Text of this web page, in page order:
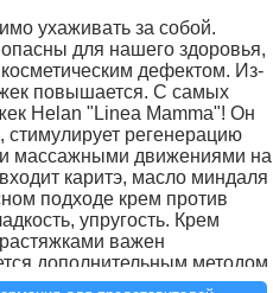
ухаживать за собой.
для нашего здоровья,
дефектом. Из-
повышается. С самых
Helan "Linea Mamma"! Он
регенерацию
массажными движениями на
каритэ, масло миндаля
подходе крем против
упругость. Крем
важен
дополнительным методом
на своей коже